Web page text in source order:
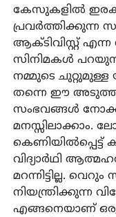
കേസുകളില്‍
പ്രവര്‍ത്തിക്കുന്ന
ആക്ടിവിസ്റ്റ്
സിനിമകള്‍
നമ്മുടെ ചുറ്റുമുള്ള
തന്നെ ഈ അടുത്ത
സംഭവങ്ങള്‍
കെണിയില്‍പ്പെട്ട്
വിദ്യാര്‍ഥി
മറന്നിട്ടില്ല.
നിയന്ത്രിക്കുന്ന
എങ്ങനെയാണ് ഒരു